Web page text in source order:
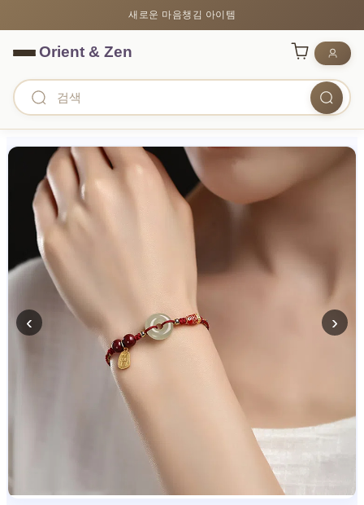
새로운 마음챙김 아이템
‹ ›